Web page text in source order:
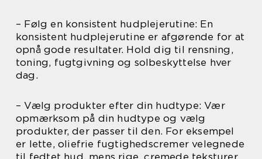
– Følg en konsistent hudplejerutine: En
konsistent hudplejerutine er afgørende for at
opnå gode resultater. Hold dig til rensning,
toning, fugtgivning og solbeskyttelse hver
dag.
– Vælg produkter efter din hudtype: Vær
opmærksom på din hudtype og vælg
produkter, der passer til den. For eksempel
er lette, oliefrie fugtighedscremer velegnede
til fedtet hud, mens rige, cremede teksturer